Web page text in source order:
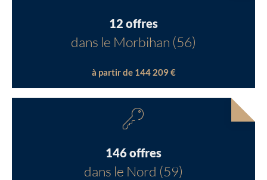
12 offres
dans le Morbihan (56)
à partir de 144 209 €
146 offres
dans le Nord (59)